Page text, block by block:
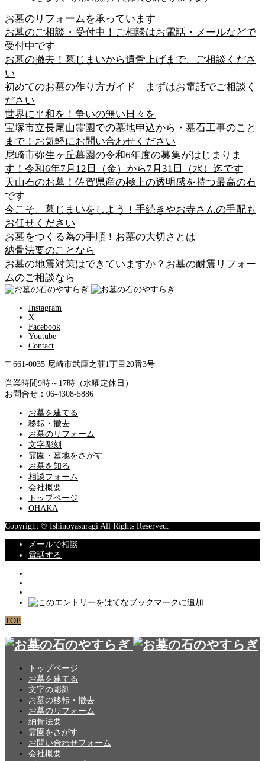
お墓のリフォームを承っています
お墓のご相談・受付中！ご相談はお電話・メールなどで
受付中です
お墓の撤去！墓じまいから遺骨上げまで、ご相談くださ
い
初めてのお墓の作り方ガイド まずはお電話でご相談く
ださい
世界に平和を！争いの無い日々を
宝塚市立長尾山霊園での墓地申込から・墓石工事のこと
まで！お気軽にお問い合わせください
尼崎市弥生ヶ丘墓園の令和6年度の募集がはじまりま
す！令和6年7月12日（金）から7月31日（水）迄です
天山石のお墓！佐賀県産の極上の透明感を持つ最高の石
です
今こそ、墓じまいをしよう！手続きやお寺さんの手配も
お任せください
お墓をつくる為の手順！お墓の大切さとは
納骨法要のことなら
お墓の地震対策はできていますか？お墓の耐震リフォー
ムのご相談なら
Instagram
X
Facebook
Youtube
Contact
〒661-0035 尼崎市武庫之荘1丁目20番3号
営業時間9時～17時（水曜定休日）
お問合せ：06-4308-5886
お墓を建てる
移転・撤去
お墓のリフォーム
文字彫刻
霊園・墓地をさがす
お墓を知る
相談フォーム
会社概要
トップページ
OHAKA
Copyright © Ishinoyasuragi All Rights Reserved.
メールで相談
電話する
TOP
トップページ
お墓を建てる
文字の彫刻
お墓の移転・撤去
お墓のリフォーム
納骨法要
霊園をさがす
お問い合わせフォーム
会社概要